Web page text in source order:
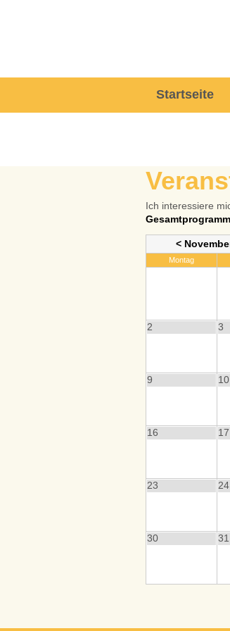
Startseite
Ich interessiere
Gesamtprogramm
<
Montag
2 3
9 10
16 17
23 24
30 31